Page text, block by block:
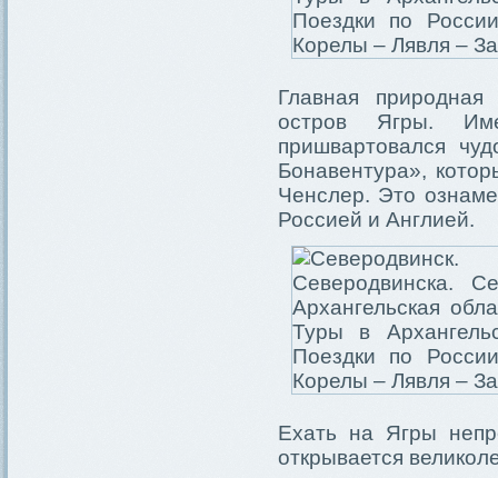
Главная природная
остров Ягры.
пришвартовался
Бонавентура»,
Ченслер. Это
Россией и Англией.
Ехать на Ягры
открывается